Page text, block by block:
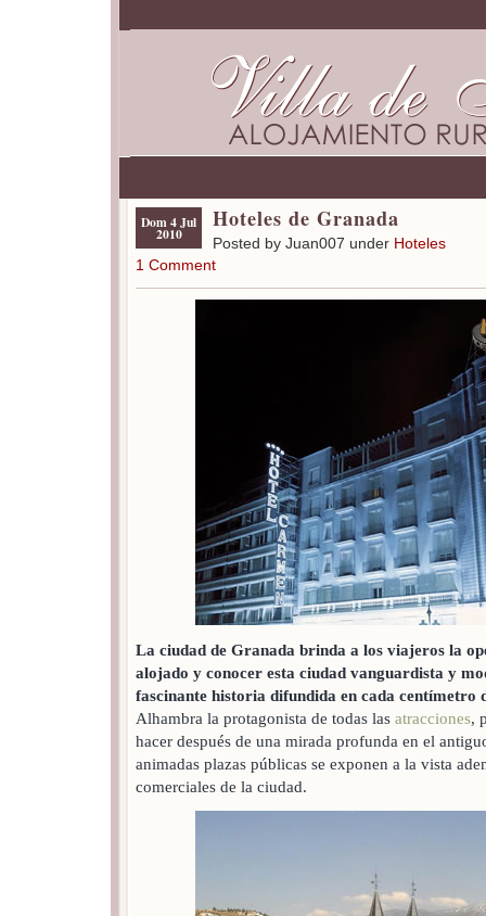
Dom 4 Jul
2010
Hoteles de Granada
Posted by Juan007 under Hoteles
1 Comment
La ciudad de Granada brinda a los viajeros la
alojado y conocer esta ciudad vanguardista y
fascinante historia difundida en cada centímetro
Alhambra la protagonista de todas las atracciones,
hacer después de una mirada profunda en el
animadas plazas públicas se exponen a la vista
comerciales de la ciudad.